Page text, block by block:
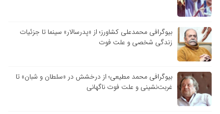
بیوگرافی محمدعلی کشاورز؛ از «پدرسالار» سینما تا جزئیات
زندگی شخصی و علت فوت
بیوگرافی محمد مطیعی؛ از درخشش در «سلطان و شبان» تا
غربت‌نشینی و علت فوت ناگهانی